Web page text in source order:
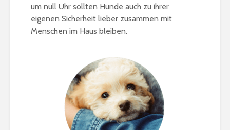
um null Uhr sollten Hunde auch zu ihrer
eigenen Sicherheit lieber zusammen mit
Menschen im Haus bleiben.